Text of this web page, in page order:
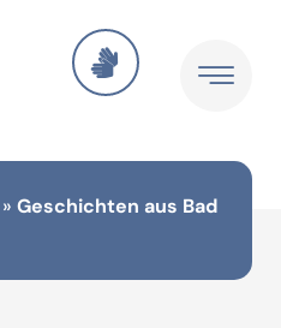
» Geschichten aus Bad